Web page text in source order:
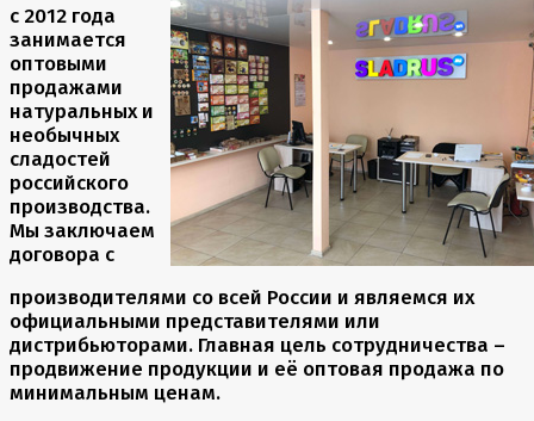
с 2012 года
занимается
оптовыми
продажами
натуральных и
необычных
сладостей
российского
производства.
Мы заключаем
договора с
производителями со всей России и являемся их
официальными представителями или
дистрибьюторами. Главная цель сотрудничества –
продвижение продукции и её оптовая продажа по
минимальным ценам.